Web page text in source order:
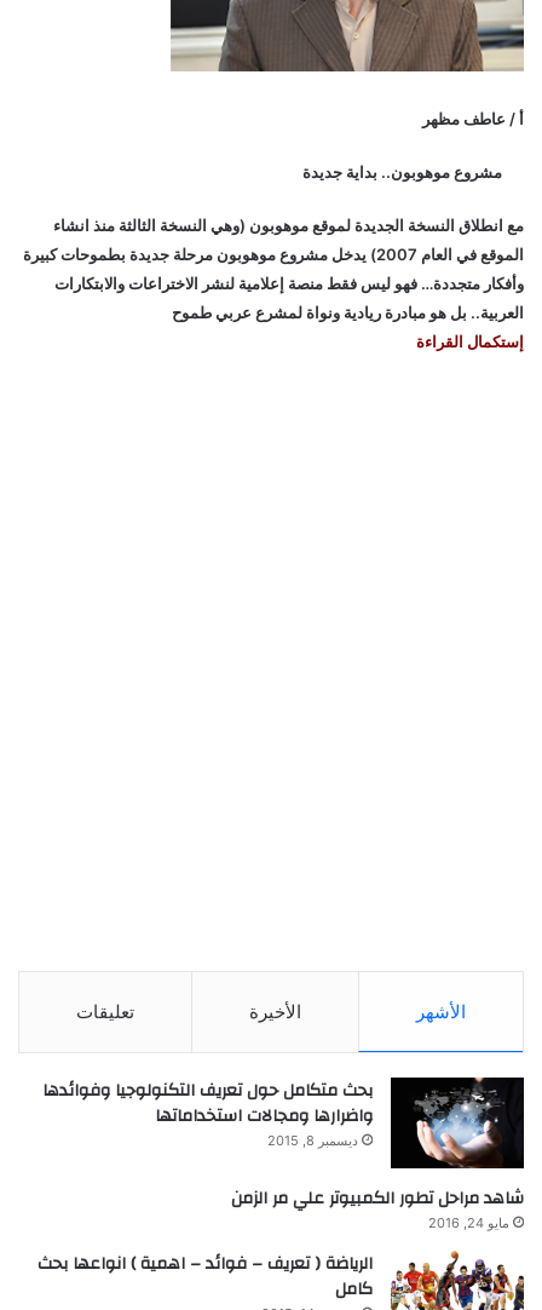
أ / عاطف مظهر
مشروع موهوبون.. بداية جديدة
مع انطلاق النسخة الجديدة لموقع موهوبون (وهي النسخة الثالثة منذ انشاء
الموقع في العام 2007) يدخل مشروع موهوبون مرحلة جديدة بطموحات كبيرة
وأفكار متجددة… فهو ليس فقط منصة إعلامية لنشر الاختراعات والابتكارات
العربية.. بل هو مبادرة ريادية ونواة لمشرع عربي طموح
إستكمال القراءة
الأشهر الأخيرة تعليقات
بحث متكامل حول تعريف التكنولوجيا وفوائدها
واضرارها ومجالات استخداماتها
ديسمبر 8, 2015
شاهد مراحل تطور الكمبيوتر علي مر الزمن
مايو 24, 2016
الرياضة ( تعريف – فوائد – اهمية ) انواعها بحث
كامل